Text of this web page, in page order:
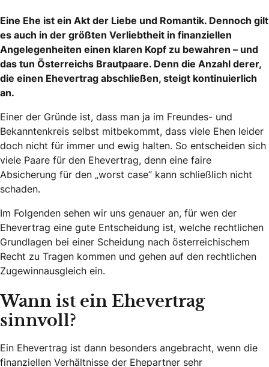
Eine Ehe ist ein Akt der Liebe und Romantik. Dennoch gilt
es auch in der größten Verliebtheit in finanziellen
Angelegenheiten einen klaren Kopf zu bewahren – und
das tun Österreichs Brautpaare. Denn die Anzahl derer,
die einen Ehevertrag abschließen, steigt kontinuierlich
an.
Einer der Gründe ist, dass man ja im Freundes- und
Bekanntenkreis selbst mitbekommt, dass viele Ehen leider
doch nicht für immer und ewig halten. So entscheiden sich
viele Paare für den Ehevertrag, denn eine faire
Absicherung für den „worst case“ kann schließlich nicht
schaden.
Im Folgenden sehen wir uns genauer an, für wen der
Ehevertrag eine gute Entscheidung ist, welche rechtlichen
Grundlagen bei einer Scheidung nach österreichischem
Recht zu Tragen kommen und gehen auf den rechtlichen
Zugewinnausgleich ein.
Wann ist ein Ehevertrag
sinnvoll?
Ein Ehevertrag ist dann besonders angebracht, wenn die
finanziellen Verhältnisse der Ehepartner sehr